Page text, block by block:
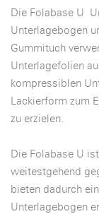
Die Folabase U
Unterlagebogen
Gummituch
Unterlagefolien
kompressiblen
Lackierform zum
zu erzielen.
Die Folabase U
weitestgehend
bieten dadurch
Unterlagebogen